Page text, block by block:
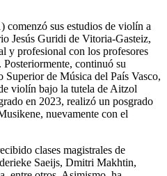
comenzó sus estudios de violín a
Jesús Guridi de Vitoria-Gasteiz,
y profesional con los profesores
continuó su
de Música del País Vasco,
violín bajo la tutela de Aitzol
en 2023, realizó un posgrado
nuevamente con el
clases magistrales de
Saeijs, Dmitri Makhtin,